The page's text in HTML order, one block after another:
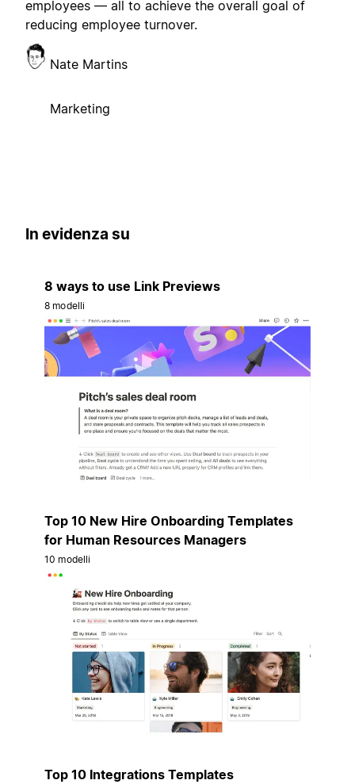
employees — all to achieve the overall goal of
reducing employee turnover.
Nate Martins
Marketing
In evidenza su
8 ways to use Link Previews
8 modelli
Top 10 New Hire Onboarding Templates
for Human Resources Managers
10 modelli
Top 10 Integrations Templates